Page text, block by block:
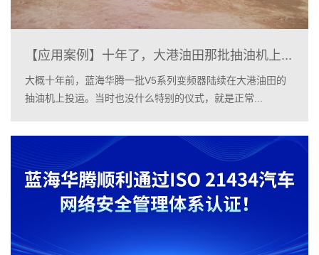
【应用案例】十年了，大港油田那批抽油机上...
大概十年前，蓝海华腾一批V5系列变频器陆续在大港油田的
抽油机上投运。当时也没什么特别的仪式，就是正常...